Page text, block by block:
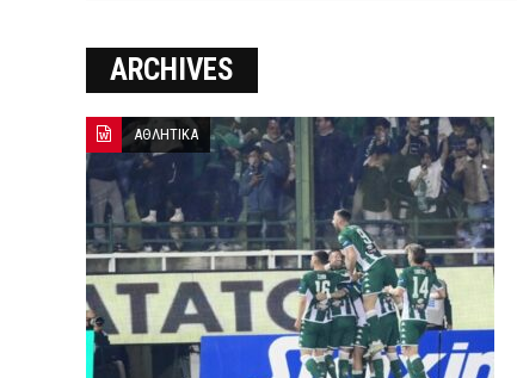
ARCHIVES
ΑΘΛΗΤΙΚΑ